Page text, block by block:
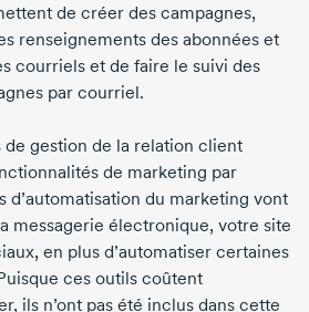
de créer des campagnes,
renseignements des abonnées et
courriels et de faire le suivi des
par courriel.
gestion de la relation client
de marketing par
d’automatisation du marketing vont
messagerie électronique, votre site
en plus d’automatiser certaines
ces outils coûtent
ils n’ont pas été inclus dans cette